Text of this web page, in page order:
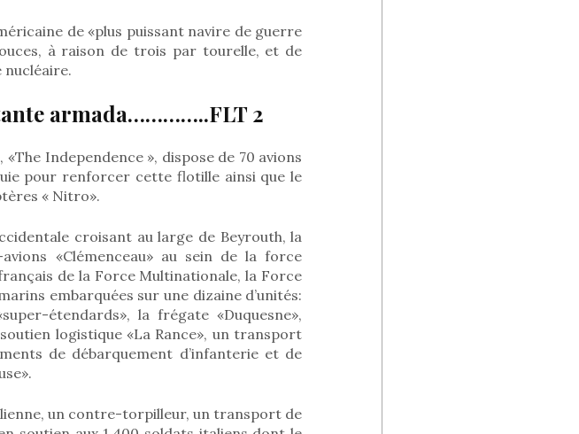
de «plus puissant navire de guerre
à raison de trois par tourelle, et de
nucléaire.
armada…………..FLT 2
Independence », dispose de 70 avions
pour renforcer cette flotille ainsi que le
« Nitro».
croisant au large de Beyrouth, la
«Clémenceau» au sein de la force
de la Force Multinationale, la Force
embarquées sur une dizaine d’unités:
étendards», la frégate «Duquesne»,
logistique «La Rance», un transport
de débarquement d’infanterie et de
un contre-torpilleur, un transport de